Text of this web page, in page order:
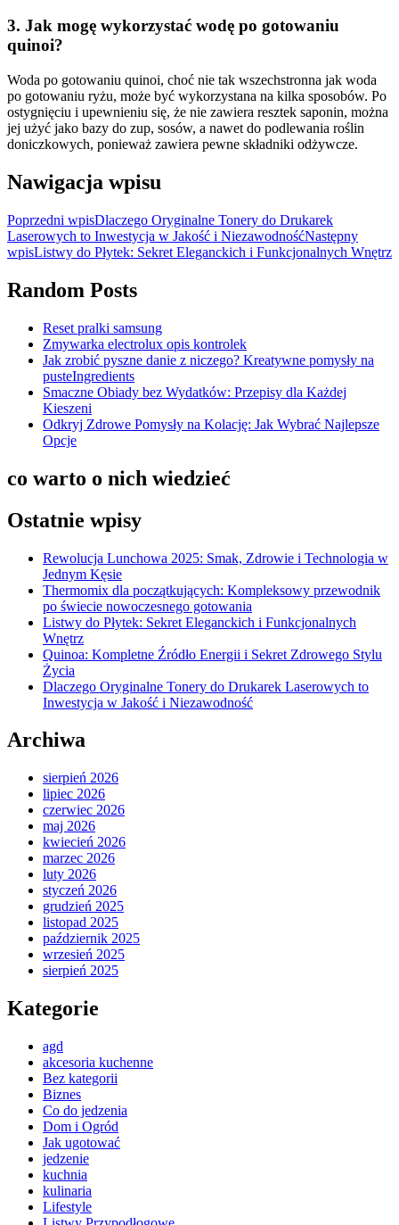
3. Jak mogę wykorzystać wodę po gotowaniu
quinoi?
Woda po gotowaniu quinoi, choć nie tak wszechstronna jak woda
po gotowaniu ryżu, może być wykorzystana na kilka sposobów. Po
ostygnięciu i upewnieniu się, że nie zawiera resztek saponin, można
jej użyć jako bazy do zup, sosów, a nawet do podlewania roślin
doniczkowych, ponieważ zawiera pewne składniki odżywcze.
Nawigacja wpisu
Poprzedni wpisDlaczego Oryginalne Tonery do Drukarek
Laserowych to Inwestycja w Jakość i NiezawodnośćNastępny
wpisListwy do Płytek: Sekret Eleganckich i Funkcjonalnych Wnętrz
Random Posts
Reset pralki samsung
Zmywarka electrolux opis kontrolek
Jak zrobić pyszne danie z niczego? Kreatywne pomysły na
pusteIngredients
Smaczne Obiady bez Wydatków: Przepisy dla Każdej
Kieszeni
Odkryj Zdrowe Pomysły na Kolację: Jak Wybrać Najlepsze
Opcje
co warto o nich wiedzieć
Ostatnie wpisy
Rewolucja Lunchowa 2025: Smak, Zdrowie i Technologia w
Jednym Kęsie
Thermomix dla początkujących: Kompleksowy przewodnik
po świecie nowoczesnego gotowania
Listwy do Płytek: Sekret Eleganckich i Funkcjonalnych
Wnętrz
Quinoa: Kompletne Źródło Energii i Sekret Zdrowego Stylu
Życia
Dlaczego Oryginalne Tonery do Drukarek Laserowych to
Inwestycja w Jakość i Niezawodność
Archiwa
sierpień 2026
lipiec 2026
czerwiec 2026
maj 2026
kwiecień 2026
marzec 2026
luty 2026
styczeń 2026
grudzień 2025
listopad 2025
październik 2025
wrzesień 2025
sierpień 2025
Kategorie
agd
akcesoria kuchenne
Bez kategorii
Biznes
Co do jedzenia
Dom i Ogród
Jak ugotować
jedzenie
kuchnia
kulinaria
Lifestyle